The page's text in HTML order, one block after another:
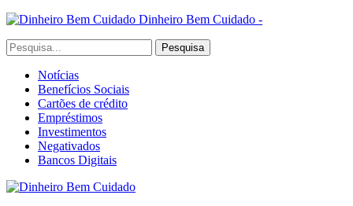
Dinheiro Bem Cuidado -
Notícias
Benefícios Sociais
Cartões de crédito
Empréstimos
Investimentos
Negativados
Bancos Digitais